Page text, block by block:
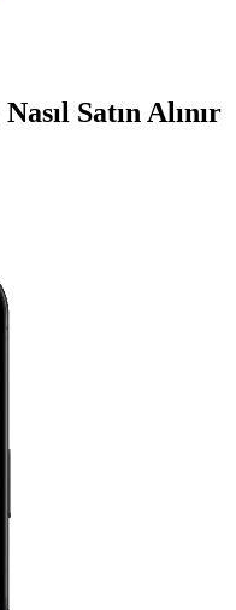
Nasıl Satın Alınır